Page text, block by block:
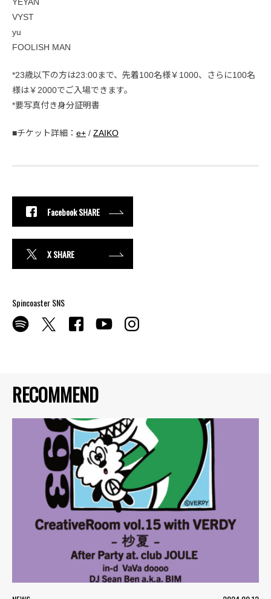
RECOMMEND
YEYAN
VYST
yu
FOOLISH MAN
*23歳以下の方は23:00まで、先着100名様￥1000、さらに100名
様は￥2000でご入場できます。
*要写真付き身分証明書
■チケット詳細： e+ / ZAIKO
Facebook SHARE
X SHARE
Spincoaster SNS